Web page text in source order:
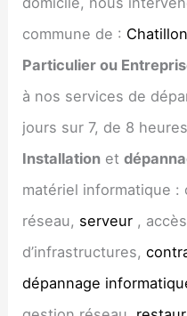
commune de :
Particulier ou
à nos services de
jours sur 7, de 8
Installation et
matériel informatique :
réseau, serveur ,
d’infrastructures,
dépannage